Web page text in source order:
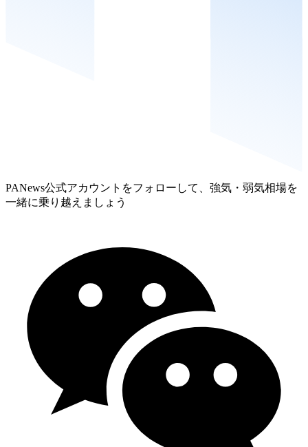
PANews公式アカウントをフォローして、強気・弱気相場を
一緒に乗り越えましょう